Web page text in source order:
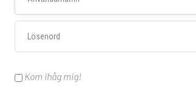
Kom ihåg mig!